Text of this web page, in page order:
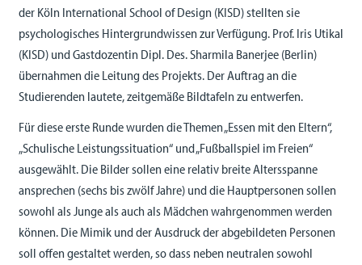
der Köln International School of Design (KISD) stellten sie
psychologisches Hintergrundwissen zur Verfügung. Prof. Iris Utikal
(KISD) und Gastdozentin Dipl. Des. Sharmila Banerjee (Berlin)
übernahmen die Leitung des Projekts. Der Auftrag an die
Studierenden lautete, zeitgemäße Bildtafeln zu entwerfen.
Für diese erste Runde wurden die Themen „Essen mit den Eltern“,
„Schulische Leistungssituation“ und „Fußballspiel im Freien“
ausgewählt. Die Bilder sollen eine relativ breite Altersspanne
ansprechen (sechs bis zwölf Jahre) und die Hauptpersonen sollen
sowohl als Junge als auch als Mädchen wahrgenommen werden
können. Die Mimik und der Ausdruck der abgebildeten Personen
soll offen gestaltet werden, so dass neben neutralen sowohl